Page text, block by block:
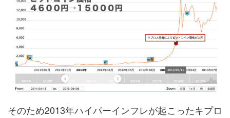
そのため2013年ハイパーインフレが起こったキプロ